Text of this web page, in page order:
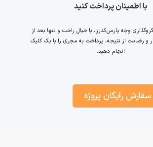
با اطمینان پرداخت کنید
وجه پارس‌کدرز، با خیال راحت و تنها بعد از
و رضایت از نتیجه، پرداخت به مجری را با یک کلیک
انجام دهید.
سفارش رایگان پروژه